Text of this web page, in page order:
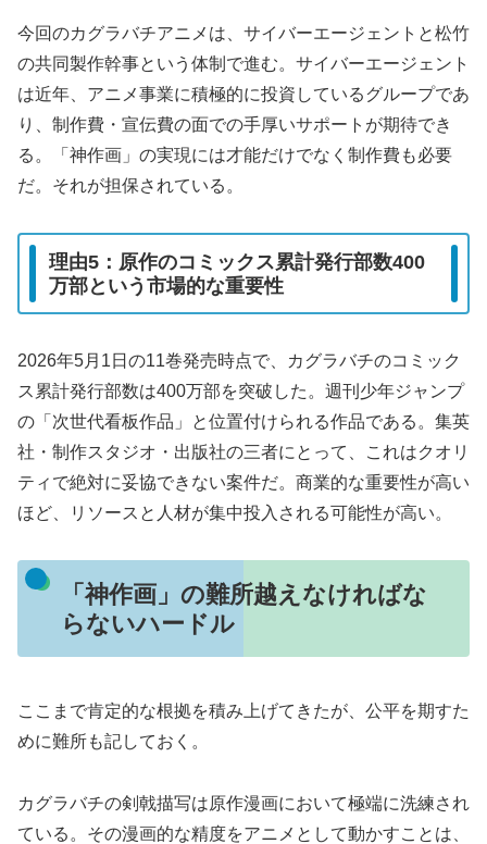
今回のカグラバチアニメは、サイバーエージェントと松竹
の共同製作幹事という体制で進む。サイバーエージェント
は近年、アニメ事業に積極的に投資しているグループであ
り、制作費・宣伝費の面での手厚いサポートが期待でき
る。「神作画」の実現には才能だけでなく制作費も必要
だ。それが担保されている。
理由5：原作のコミックス累計発行部数400
万部という市場的な重要性
2026年5月1日の11巻発売時点で、カグラバチのコミック
ス累計発行部数は400万部を突破した。週刊少年ジャンプ
の「次世代看板作品」と位置付けられる作品である。集英
社・制作スタジオ・出版社の三者にとって、これはクオリ
ティで絶対に妥協できない案件だ。商業的な重要性が高い
ほど、リソースと人材が集中投入される可能性が高い。
「神作画」の難所越えなければな
らないハードル
ここまで肯定的な根拠を積み上げてきたが、公平を期すた
めに難所も記しておく。
カグラバチの剣戟描写は原作漫画において極端に洗練され
ている。その漫画的な精度をアニメとして動かすことは、